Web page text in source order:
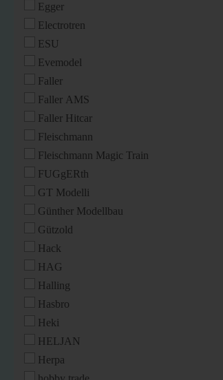
Egger
Electrotren
ESU
Evemodel
Faller
Faller AMS
Faller Hitcar
Fleischmann
Fleischmann Magic Train
FUGgERth
GT Modelli
Günther Modellbau
Gützold
Hack
HAG
Halling
Hasbro
Heki
HELJAN
Herpa